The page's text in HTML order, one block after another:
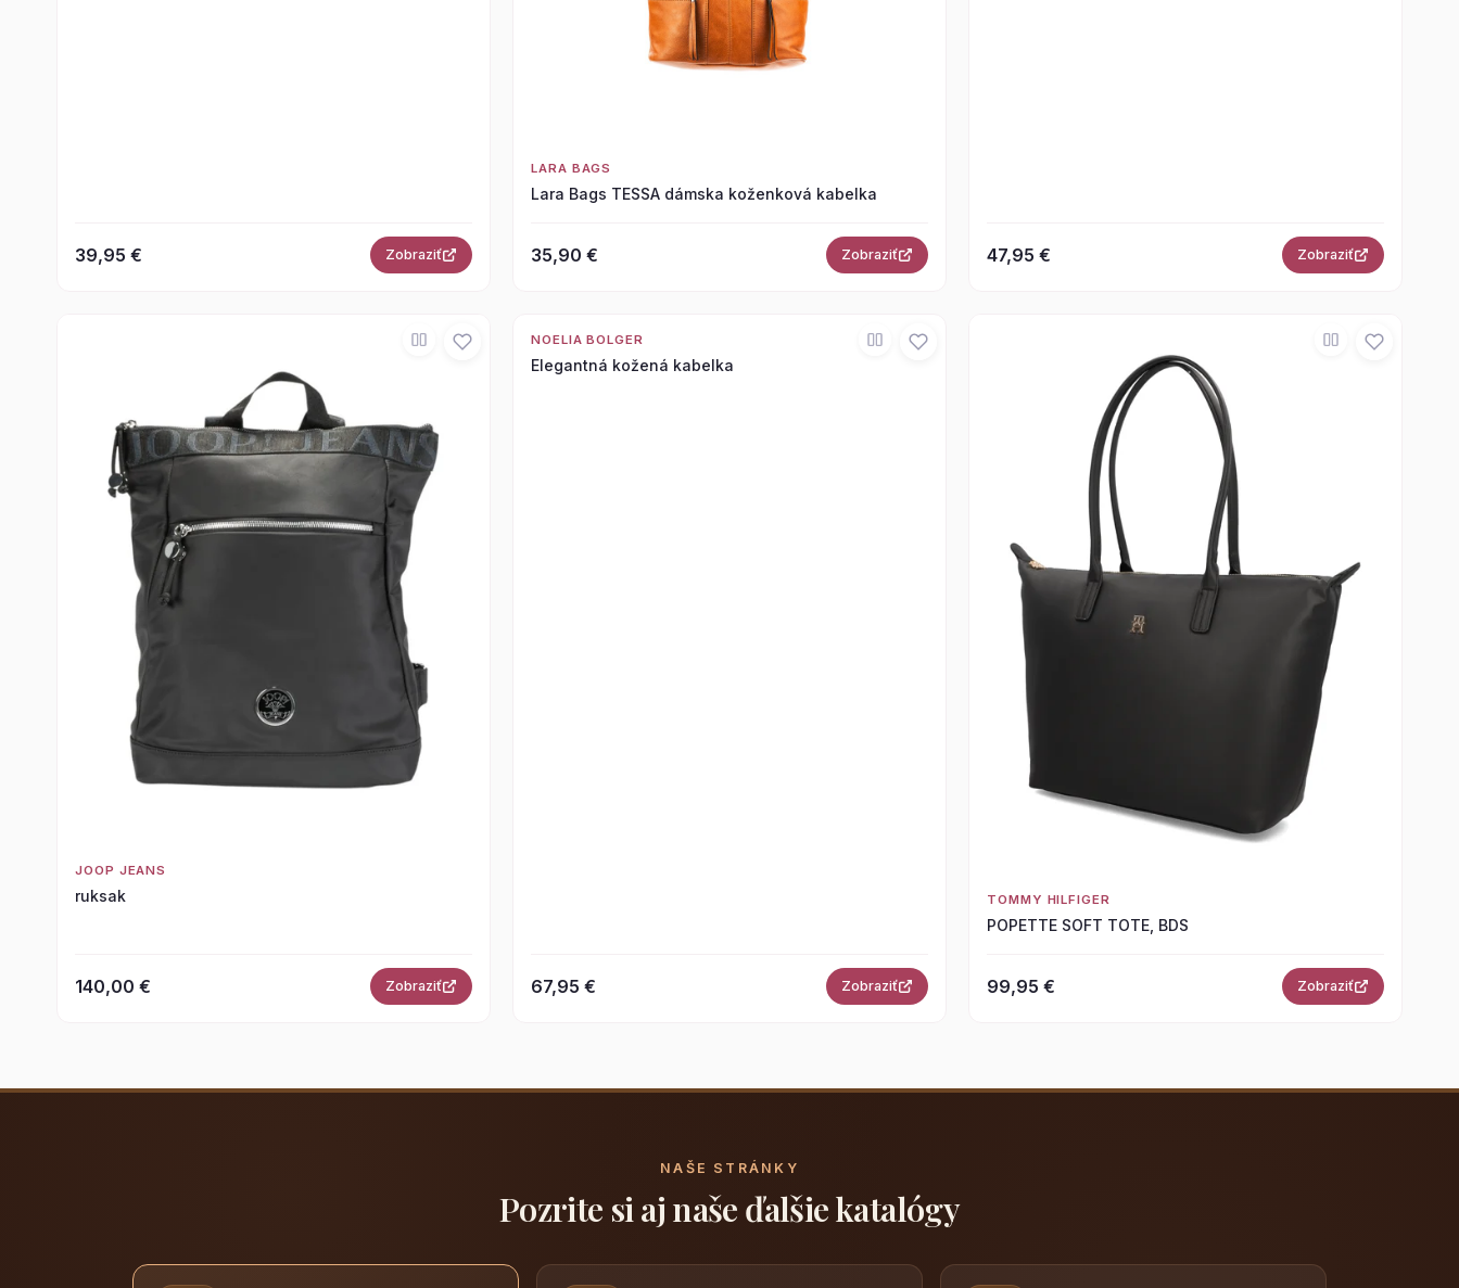
39,95 € Zobraziť
LARA BAGS
Lara Bags TESSA dámska koženková kabelka
35,90 € Zobraziť 47,95 € Zobraziť
JOOP JEANS
ruksak
140,00 € Zobraziť
NOELIA BOLGER
Elegantná kožená kabelka
67,95 € Zobraziť
TOMMY HILFIGER
POPETTE SOFT TOTE, BDS
99,95 € Zobraziť
NAŠE STRÁNKY
Pozrite si aj naše ďalšie katalógy